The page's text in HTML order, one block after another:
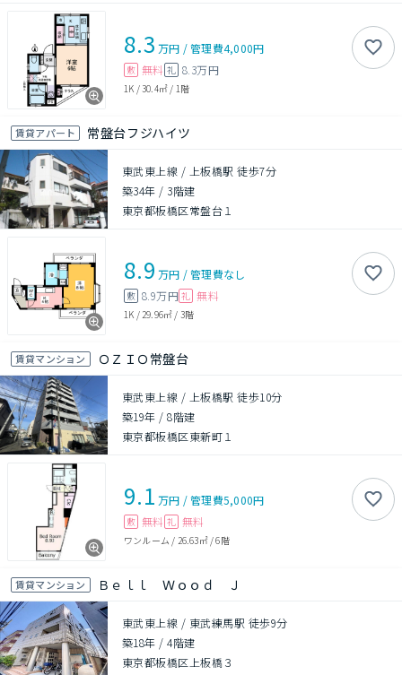
8.3 万円 /管理費4,000円
敷 無料 礼 8.3万円
1K /30.4㎡ / 1階
賃貸アパート 常盤台フジハイツ
東武東上線 / 上板橋駅 徒歩7分
築34年 / 3階建
東京都板橋区常盤台１
8.9 万円 /管理費なし
敷 8.9万円 礼 無料
1K / 29.96㎡ / 3階
賃貸マンション ＯＺＩＯ常盤台
東武東上線 / 上板橋駅 徒歩10分
築19年 /8階建
東京都板橋区東新町１
9.1 万円 /管理費5,000円
敷 無料 礼 無料
ワンルーム / 26.63㎡/6階
賃貸マンション Ｂｅｌｌ Ｗｏｏｄ Ｊ
東武東上線 / 東武練馬駅 徒歩9分
築18年 /4階建
東京都板橋区上板橋３